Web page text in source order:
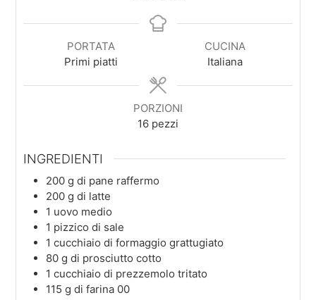
PORTATA
Primi piatti
CUCINA
Italiana
PORZIONI
16 pezzi
INGREDIENTI
200 g di pane raffermo
200 g di latte
1 uovo medio
1 pizzico di sale
1 cucchiaio di formaggio grattugiato
80 g di prosciutto cotto
1 cucchiaio di prezzemolo tritato
115 g di farina 00